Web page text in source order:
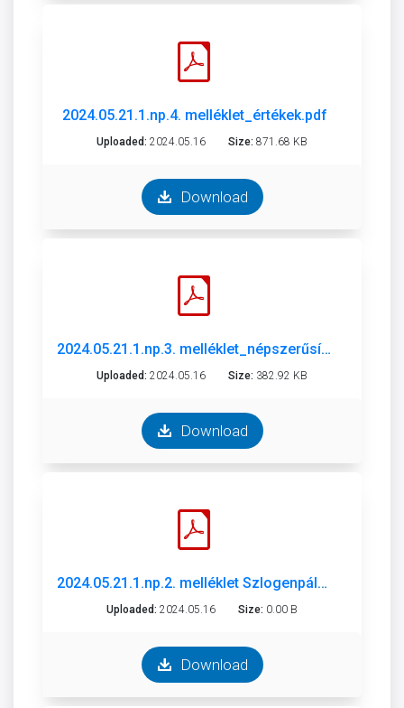
2024.05.21.1.np.4. melléklet_értékek.pdf
Uploaded: 2024.05.16 Size: 871.68 KB
Download
2024.05.21.1.np.3. melléklet_népszerűsítés az ifjúság körében.pdf
Uploaded: 2024.05.16 Size: 382.92 KB
Download
2024.05.21.1.np.2. melléklet Szlogenpályázat.pdf
Uploaded: 2024.05.16 Size: 0.00 B
Download